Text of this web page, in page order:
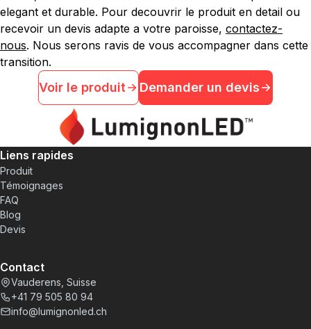
elegant et durable. Pour decouvrir le produit en detail ou
recevoir un devis adapte a votre paroisse, contactez-
nous. Nous serons ravis de vous accompagner dans cette
transition.
Voir le produit Demander un devis
Liens rapides
Produit
Témoignages
FAQ
Blog
Devis
Contact
Vauderens, Suisse
+41 79 505 80 94
info@lumignonled.ch